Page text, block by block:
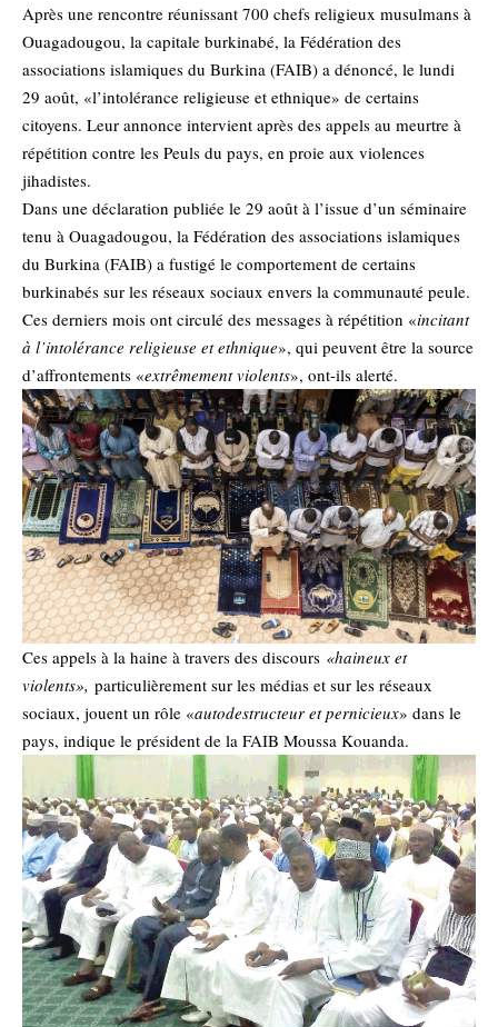
Après une rencontre réunissant 700 chefs religieux musulmans à
Ouagadougou, la capitale burkinabé, la Fédération des
associations islamiques du Burkina (FAIB) a dénoncé, le lundi
29 août, «l’intolérance religieuse et ethnique» de certains
citoyens. Leur annonce intervient après des appels au meurtre à
répétition contre les Peuls du pays, en proie aux violences
jihadistes.
Dans une déclaration publiée le 29 août à l’issue d’un séminaire
tenu à Ouagadougou, la Fédération des associations islamiques
du Burkina (FAIB) a fustigé le comportement de certains
burkinabés sur les réseaux sociaux envers la communauté peule.
Ces derniers mois ont circulé des messages à répétition «incitant
à l’intolérance religieuse et ethnique», qui peuvent être la source
d’affrontements «extrêmement violents», ont-ils alerté.
Ces appels à la haine à travers des discours «haineux et
violents», particulièrement sur les médias et sur les réseaux
sociaux, jouent un rôle «autodestructeur et pernicieux» dans le
pays, indique le président de la FAIB Moussa Kouanda.